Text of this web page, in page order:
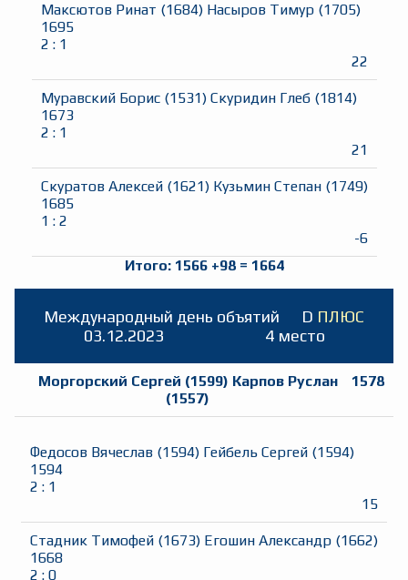
Максютов Ринат (1684) Насыров Тимур (1705)
1695
2 : 1
22
Муравский Борис (1531) Скуридин Глеб (1814)
1673
2 : 1
21
Скуратов Алексей (1621) Кузьмин Степан (1749)
1685
1 : 2
-6
Итого: 1566 +98= 1664
Международный день объятий D ПЛЮС
03.12.2023
4 место
Моргорский Сергей (1599) Карпов Руслан
(1557)
1578
Федосов Вячеслав (1594) Гейбель Сергей (1594)
1594
2 : 1
15
Стадник Тимофей (1673) Егошин Александр (1662)
1668
2 : 0